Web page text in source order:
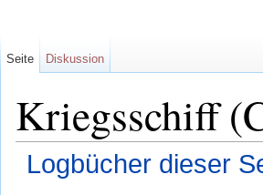
Kriegsschiff
Logbücher dieser
Seite Diskussion